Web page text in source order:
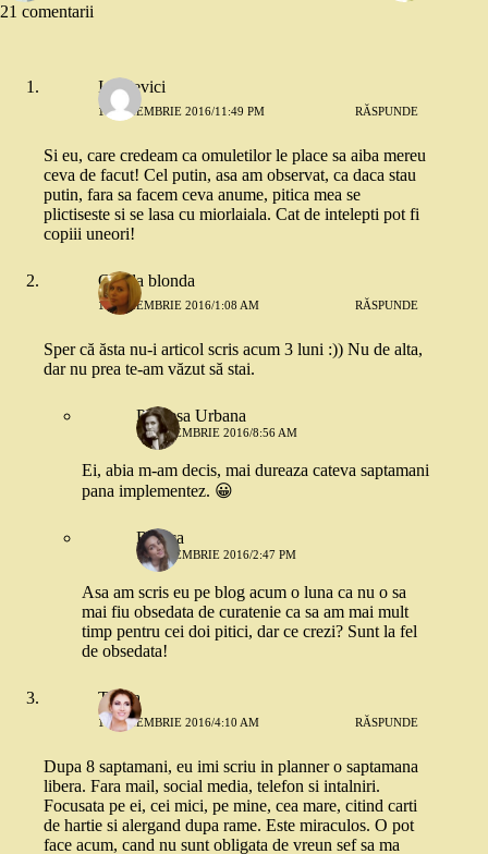
21 comentarii
Ionelevici
10 NOIEMBRIE 2016/11:49 PM RĂSPUNDE
Si eu, care credeam ca omuletilor le place sa aiba mereu
ceva de facut! Cel putin, asa am observat, ca daca stau
putin, fara sa facem ceva anume, pitica mea se
plictiseste si se lasa cu miorlaiala. Cat de intelepti pot fi
copiii uneori!
Copila blonda
11 NOIEMBRIE 2016/1:08 AM RĂSPUNDE
Sper că ăsta nu-i articol scris acum 3 luni :)) Nu de alta,
dar nu prea te-am văzut să stai.
Printesa Urbana
11 NOIEMBRIE 2016/8:56 AM
Ei, abia m-am decis, mai dureaza cateva saptamani
pana implementez. 😀
Raluca
11 NOIEMBRIE 2016/2:47 PM
Asa am scris eu pe blog acum o luna ca nu o sa
mai fiu obsedata de curatenie ca sa am mai mult
timp pentru cei doi pitici, dar ce crezi? Sunt la fel
de obsedata!
Talida
11 NOIEMBRIE 2016/4:10 AM RĂSPUNDE
Dupa 8 saptamani, eu imi scriu in planner o saptamana
libera. Fara mail, social media, telefon si intalniri.
Focusata pe ei, cei mici, pe mine, cea mare, citind carti
de hartie si alergand dupa rame. Este miraculos. O pot
face acum, cand nu sunt obligata de vreun sef sa ma